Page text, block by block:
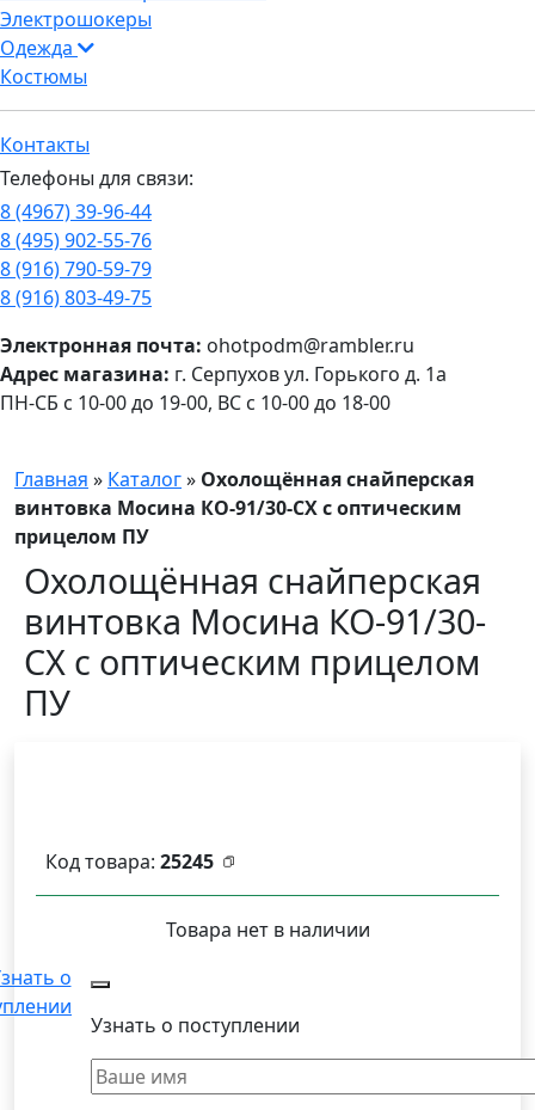
Электрошокеры
Одежда
Костюмы
Контакты
Телефоны для связи:
8 (4967) 39-96-44
8 (495) 902-55-76
8 (916) 790-59-79
8 (916) 803-49-75
ПН-СБ с 10-00 до 19-00, ВС с 10-00 до 18-00
Электронная почта: ohotpodm@rambler.ru
Адрес магазина: г. Серпухов ул. Горького д. 1а
Главная » Каталог» Охолощённая снайперская
винтовка Мосина КО-91/30-СХ с оптическим
прицелом ПУ
Охолощённая снайперская
винтовка Мосина КО-91/30-
СХ с оптическим прицелом
ПУ
Код товара: 25245
Товара нет в наличии
о
Узнать о поступлении